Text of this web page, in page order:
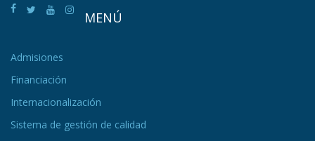
MENÚ
Admisiones
Financiación
Internacionalización
Sistema de gestión de calidad